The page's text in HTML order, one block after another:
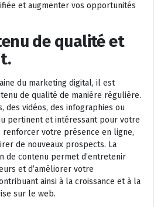
et augmenter vos opportunités
de qualité et
du marketing digital, il est
de qualité de manière régulière.
des vidéos, des infographies ou
pertinent et intéressant pour votre
votre présence en ligne,
de nouveaux prospects. La
de contenu permet d’entretenir
et d’améliorer votre
ainsi à la croissance et à la
sur le web.